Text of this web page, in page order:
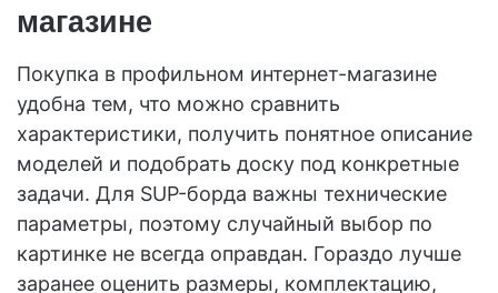
магазине
Покупка в профильном интернет-магазине
удобна тем, что можно сравнить
характеристики, получить понятное описание
моделей и подобрать доску под конкретные
задачи. Для SUP-борда важны технические
параметры, поэтому случайный выбор по
картинке не всегда оправдан. Гораздо лучше
заранее оценить размеры, комплектацию,